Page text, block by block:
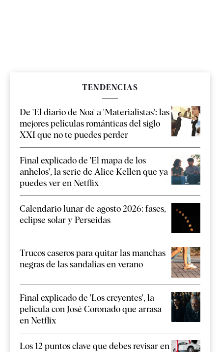
TENDENCIAS
De 'El diario de Noa' a 'Materialistas': las
mejores películas románticas del siglo
XXI que no te puedes perder
Final explicado de 'El mapa de los
anhelos', la serie de Alice Kellen que ya
puedes ver en Netflix
Calendario lunar de agosto 2026: fases,
eclipse solar y Perseidas
Trucos caseros para quitar las manchas
negras de las sandalias en verano
Final explicado de 'Los creyentes', la
película con José Coronado que arrasa
en Netflix
Los 12 puntos clave que debes revisar en